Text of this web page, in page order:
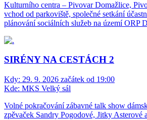
Kulturního centra – Pivovar Domažlice,
vchod od parkoviště, společné setkání
plánování sociálních služeb na území ORP
SIRÉNY NA CESTÁCH 2
Kdy: 29. 9. 2026 začátek od 19:00
Kde: MKS Velký sál
Volné pokračování zábavné talk show
zpěvaček Sandry Pogodové, Jitky Asterové